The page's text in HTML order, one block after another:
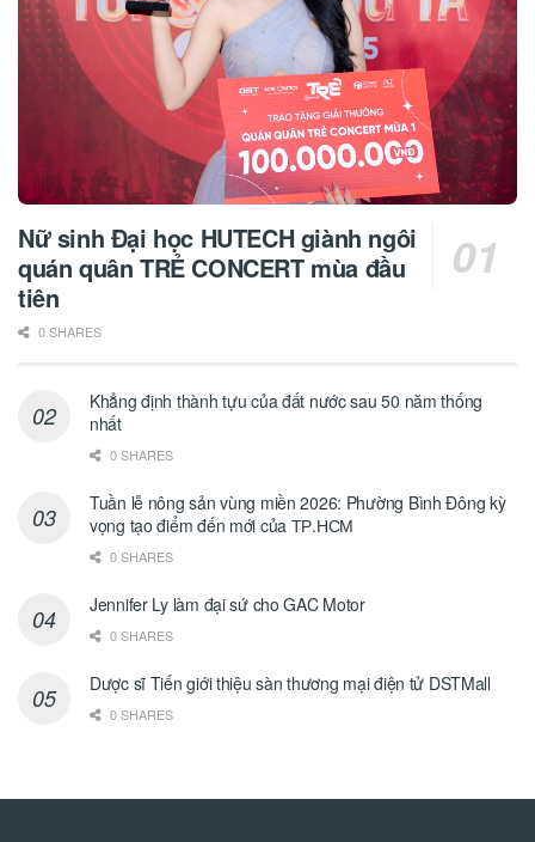
Nữ sinh Đại học HUTECH giành ngôi
quán quân TRẺ CONCERT mùa đầu
tiên
0 SHARES
Khẳng định thành tựu của đất nước sau 50 năm thống
nhất
0 SHARES
Tuần lễ nông sản vùng miền 2026: Phường Bình Đông kỳ
vọng tạo điểm đến mới của ТР.НСМ
0 SHARES
Jennifer Ly làm đại sứ cho GAC Motor
0 SHARES
Dược sĩ Tiến giới thiệu sàn thương mại điện tử DSTMall
0 SHARES